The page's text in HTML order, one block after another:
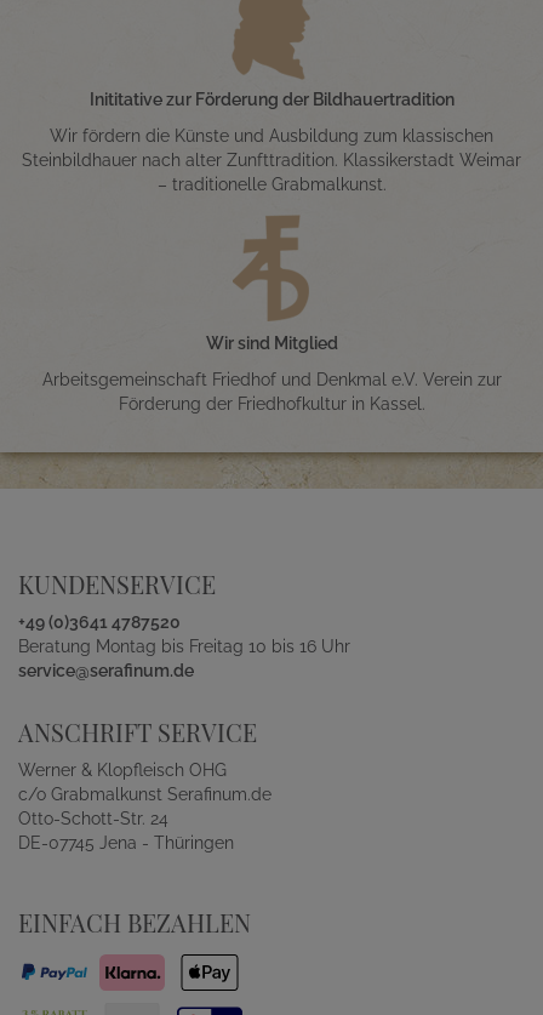
Inititative zur Förderung der Bildhauertradition
Wir fördern die Künste und Ausbildung zum klassischen
Steinbildhauer nach alter Zunfttradition. Klassikerstadt Weimar
– traditionelle Grabmalkunst.
Wir sind Mitglied
Arbeitsgemeinschaft Friedhof und Denkmal e.V. Verein zur
Förderung der Friedhofkultur in Kassel.
KUNDENSERVICE
+49 (0)3641 4787520
Beratung Montag bis Freitag 10 bis 16 Uhr
service@serafinum.de
ANSCHRIFT SERVICE
Werner & Klopfleisch OHG
c/o Grabmalkunst Serafinum.de
Otto-Schott-Str. 24
DE-07745 Jena - Thüringen
EINFACH BEZAHLEN